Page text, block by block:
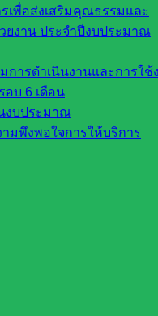
เพื่อส่งเสริมคุณธรรมและ
ยงาน ประจำปีงบประมาณ
การดำเนินงานและการใช้
อบ 6 เดือน
งบประมาณ
มพึงพอใจการให้บริการ